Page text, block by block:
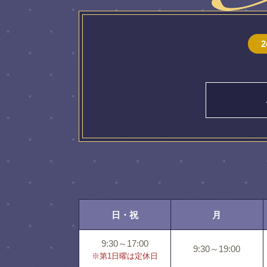
日・祝
9:30～17:00
※第1日曜は定休日
月
9:30～19:00